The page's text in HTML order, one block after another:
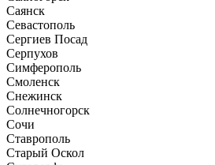
Саянск
Севастополь
Сергиев Посад
Серпухов
Симферополь
Смоленск
Снежинск
Солнечногорск
Сочи
Ставрополь
Старый Оскол